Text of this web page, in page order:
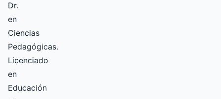
Dr.
en
Ciencias
Pedagógicas.
Licenciado
en
Educación